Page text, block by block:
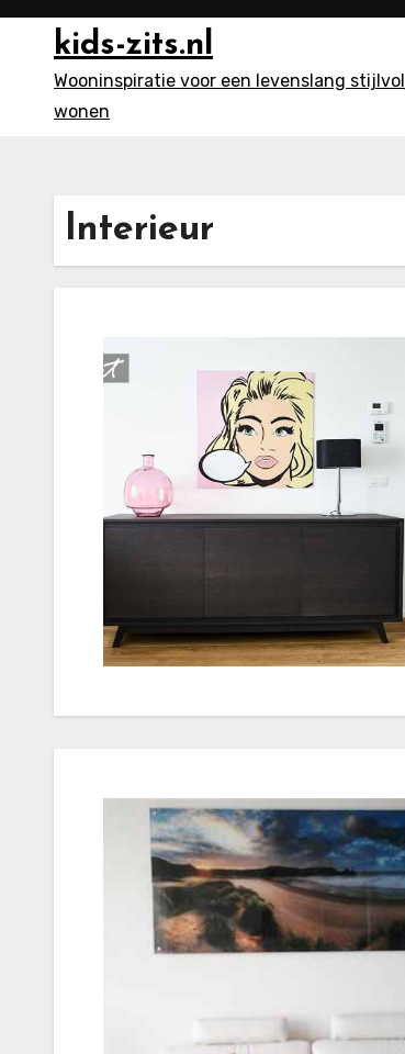
Ga
inhoud
kids-zits.nl
Wooninspiratie voor een levenslang stijlvol
wonen
Interieur